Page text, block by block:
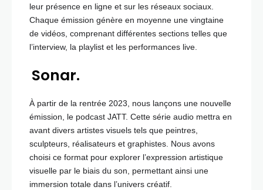
leur présence en ligne et sur les réseaux sociaux.
Chaque émission génère en moyenne une vingtaine
de vidéos, comprenant différentes sections telles que
l’interview, la playlist et les performances live.
Sonar.
À partir de la rentrée 2023, nous lançons une nouvelle
émission, le podcast JATT. Cette série audio mettra en
avant divers artistes visuels tels que peintres,
sculpteurs, réalisateurs et graphistes. Nous avons
choisi ce format pour explorer l’expression artistique
visuelle par le biais du son, permettant ainsi une
immersion totale dans l’univers créatif.